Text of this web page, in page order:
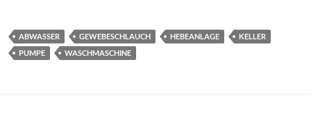
ABWASSER GEWEBESCHLAUCH HEBEANLAGE
KELLER
PUMPE
WASCHMASCHINE